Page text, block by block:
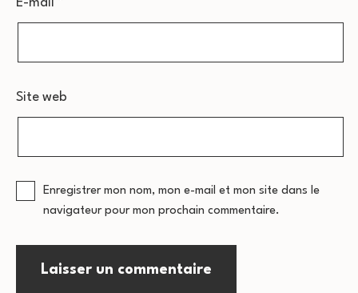
E-mail *
Site web
Enregistrer mon nom, mon e-mail et mon site dans le
navigateur pour mon prochain commentaire.